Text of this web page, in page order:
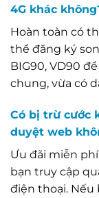
4G khác
Hoàn toàn có
thể đăng ký
BIG90, VD90
chung, vừa có
Có bị trừ cước
duyệt web
Ưu đãi miễn
bạn truy cập
điện thoại. Nếu